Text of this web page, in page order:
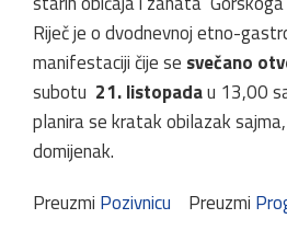
Riječ je o dvodnevnoj etno-
manifestaciji čije se svečano
subotu 21. listopadau 13,00
planira se kratak obilazak
domijenak.
Preuzmi Pozivnicu Preuzmi